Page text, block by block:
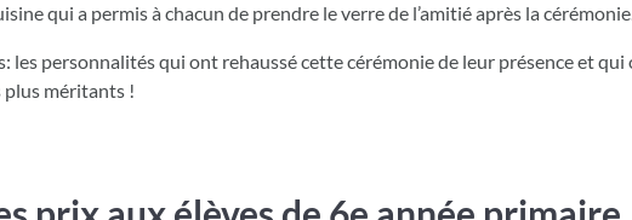
qui a permis à chacun de prendre le verre de l’amitié après la
personnalités qui ont rehaussé cette cérémonie de leur présence et qui
plus méritants !